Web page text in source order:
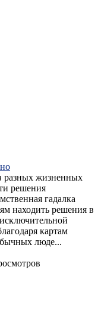
разных жизненных
решения
гадалка
находить решения в
картам
люде...